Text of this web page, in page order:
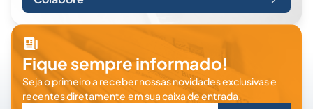
Fique sempre informado!
Seja o primeiro a receber nossas novidades exclusivas e
recentes diretamente em sua caixa de entrada.